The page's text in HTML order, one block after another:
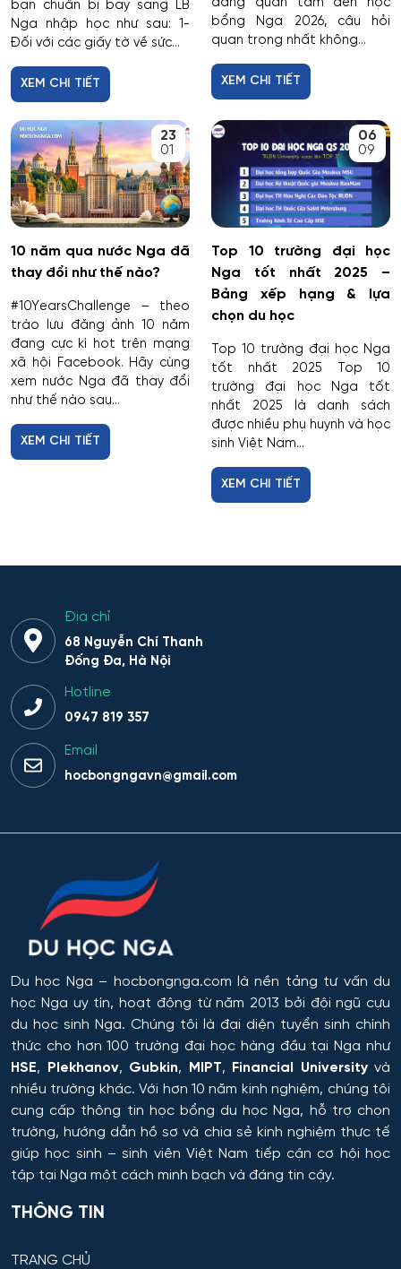
bạn chuẩn bị bay sang LB
Nga nhập học như sau: 1-
Đối với các giấy tờ về sức...
XEM CHI TIẾT
bổng Nga 2026, câu hỏi
quan trọng nhất không...
XEM CHI TIẾT
23
01
10 năm qua nước Nga đã
thay đổi như thế nào?
#10YearsChallenge – theo
trào lưu đăng ảnh 10 năm
đang cực kì hot trên mạng
xã hội Facebook. Hãy cùng
xem nước Nga đã thay đổi
như thế nào sau...
XEM CHI TIẾT
06
09
Top 10 trường đại học
Nga tốt nhất 2025 –
Bảng xếp hạng & lựa
chọn du học
Top 10 trường đại học Nga
tốt nhất 2025 Top 10
trường đại học Nga tốt
nhất 2025 là danh sách
được nhiều phụ huynh và học
sinh Việt Nam...
XEM CHI TIẾT
Địa chỉ
68 Nguyễn Chí Thanh
Đống Đa, Hà Nội
Hotline
0947 819 357
Email
hocbongngavn@gmail.com
Du học Nga – hocbongnga.com là nền tảng tư vấn du
học Nga uy tín, hoạt động từ năm 2013 bởi đội ngũ cựu
du học sinh Nga. Chúng tôi là đại diện tuyển sinh chính
thức cho hơn 100 trường đại học hàng đầu tại Nga như
HSE, Plekhanov, Gubkin, MIPT, Financial Universityvà
nhiều trường khác. Với hơn 10 năm kinh nghiệm, chúng tôi
cung cấp thông tin học bổng du học Nga, hỗ trợ chọn
trường, hướng dẫn hồ sơ và chia sẻ kinh nghiệm thực tế
giúp học sinh – sinh viên Việt Nam tiếp cận cơ hội học
tập tại Nga một cách minh bạch và đáng tin cậy.
THÔNG TIN
TRANG CHỦ